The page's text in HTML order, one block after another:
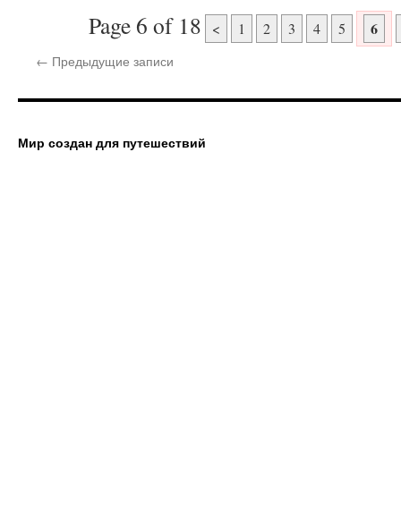
Page 6 of 18 < 1 2 3 4 5 6
← Предыдущие записи
Мир создан для путешествий